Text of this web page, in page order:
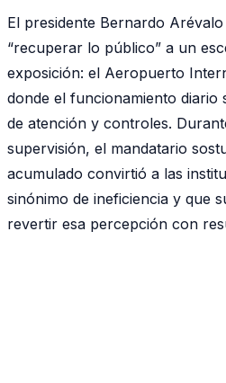
El presidente Bernardo
“recuperar lo público” a un
exposición: el Aeropuerto
donde el funcionamiento diario
de atención y controles.
supervisión, el mandatario
acumulado convirtió a las
sinónimo de ineficiencia y que
revertir esa percepción con